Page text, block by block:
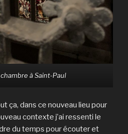
à Saint-Paul
ça, dans ce nouveau lieu pour
contexte j’ai ressenti le
du temps pour écouter et